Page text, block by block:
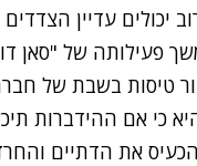
יכולים עדיין
פעילותה של "סאן
טיסות בשבת של
כי אם ההידברות
את הדתיים